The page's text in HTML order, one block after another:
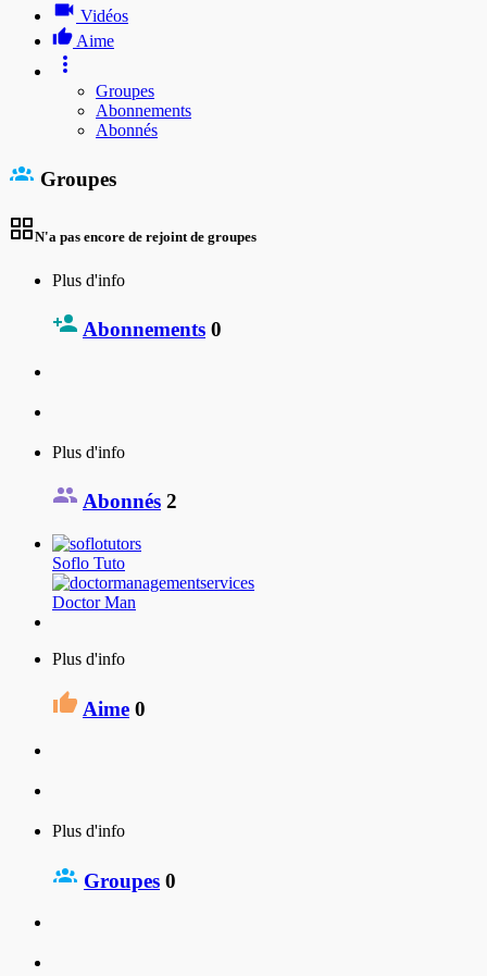
Vidéos
Aime
Groupes
Abonnements
Abonnés
Groupes
N'a pas encore de rejoint de groupes
Plus d'info
Abonnements 0
Plus d'info
Abonnés 2
Soflo Tuto
Doctor Man
Plus d'info
Aime 0
Plus d'info
Groupes 0